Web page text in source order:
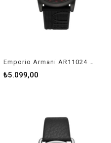
Emporio Armani AR11024 Erkek Kol Saati
₺5.099,00